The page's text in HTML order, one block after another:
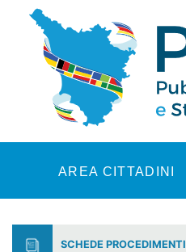
Skip to main content
AREA CITTADINI
SCHEDE PROCEDIMENTI